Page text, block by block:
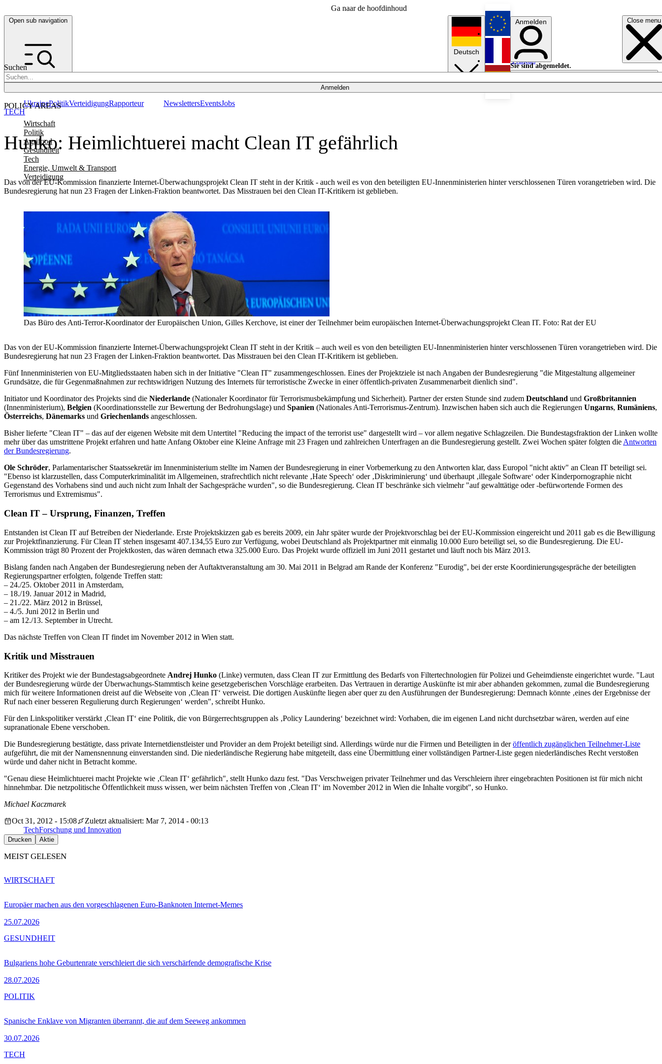
Ga naar de hoofdinhoud
Open sub navigation Close menu
Suchen
Anmelden
POLICY AREAS
Wirtschaft
Politik
Agrifood
Gesundheit
Tech
Energie, Umwelt & Transport
Verteidigung
UkrainePolitikVerteidigungRapporteur NewslettersEventsJobs
Deutsch
English
Français
Anmelden
Sie sind abgemeldet.
Anmelden
Licht aus
Hunko: Heimlichtuerei macht Clean IT gefährlich
Das von der EU-Kommission finanzierte Internet-Überwachungsprojekt Clean IT steht in der Kritik - auch weil es von den beteiligten EU-Innenministerien hinter verschlossenen Türen vorangetrieben wird. Die
Bundesregierung hat nun 23 Fragen der Linken-Fraktion beantwortet. Das Misstrauen bei den Clean IT-Kritikern ist geblieben.
TECH
Das Büro des Anti-Terror-Koordinator der Europäischen Union, Gilles Kerchove, ist einer der Teilnehmer beim europäischen Internet-Überwachungsprojekt Clean IT. Foto: Rat der EU
Das von der EU-Kommission finanzierte Internet-Überwachungsprojekt Clean IT steht in der Kritik – auch weil es von den beteiligten EU-Innenministerien hinter verschlossenen Türen vorangetrieben wird. Die
Bundesregierung hat nun 23 Fragen der Linken-Fraktion beantwortet. Das Misstrauen bei den Clean IT-Kritikern ist geblieben.
Fünf Innenministerien von EU-Mitgliedsstaaten haben sich in der Initiative "Clean IT" zusammengeschlossen. Eines der Projektziele ist nach Angaben der Bundesregierung "die Mitgestaltung allgemeiner
Grundsätze, die für Gegenmaßnahmen zur rechtswidrigen Nutzung des Internets für terroristische Zwecke in einer öffentlich-privaten Zusammenarbeit dienlich sind".
Initiator und Koordinator des Projekts sind die Niederlande (Nationaler Koordinator für Terrorismusbekämpfung und Sicherheit). Partner der ersten Stunde sind zudem Deutschland und Großbritannien
(Innenministerium), Belgien (Koordinationsstelle zur Bewertung der Bedrohungslage) und Spanien (Nationales Anti-Terrorismus-Zentrum). Inzwischen haben sich auch die Regierungen Ungarns, Rumäniens,
Österreichs, Dänemarks und Griechenlands angeschlossen.
Bisher lieferte "Clean IT" – das auf der eigenen Website mit dem Untertitel "Reducing the impact of the terrorist use" dargestellt wird – vor allem negative Schlagzeilen. Die Bundestagsfraktion der Linken wollte
mehr über das umstrittene Projekt erfahren und hatte Anfang Oktober eine Kleine Anfrage mit 23 Fragen und zahlreichen Unterfragen an die Bundesregierung gestellt. Zwei Wochen später folgten die Antworten
der Bundesregierung.
Ole Schröder, Parlamentarischer Staatssekretär im Innenministerium stellte im Namen der Bundesregierung in einer Vorbemerkung zu den Antworten klar, dass Europol "nicht aktiv" an Clean IT beteiligt sei.
"Ebenso ist klarzustellen, dass Computerkriminalität im Allgemeinen, strafrechtlich nicht relevante ‚Hate Speech‘ oder ‚Diskriminierung‘ und überhaupt ‚illegale Software‘ oder Kinderpornographie nicht
Gegenstand des Vorhabens sind und auch nicht zum Inhalt der Sachgespräche wurden", so die Bundesregierung. Clean IT beschränke sich vielmehr "auf gewalttätige oder -befürwortende Formen des
Terrorismus und Extremismus".
Clean IT – Ursprung, Finanzen, Treffen
Entstanden ist Clean IT auf Betreiben der Niederlande. Erste Projektskizzen gab es bereits 2009, ein Jahr später wurde der Projektvorschlag bei der EU-Kommission eingereicht und 2011 gab es die Bewilligung
zur Projektfinanzierung. Für Clean IT stehen insgesamt 407.134,55 Euro zur Verfügung, wobei Deutschland als Projektpartner mit einmalig 10.000 Euro beteiligt sei, so die Bundesregierung. Die EU-
Kommission trägt 80 Prozent der Projektkosten, das wären demnach etwa 325.000 Euro. Das Projekt wurde offiziell im Juni 2011 gestartet und läuft noch bis März 2013.
Bislang fanden nach Angaben der Bundesregierung neben der Auftaktveranstaltung am 30. Mai 2011 in Belgrad am Rande der Konferenz "Eurodig", bei der erste Koordinierungsgespräche der beteiligten
Regierungspartner erfolgten, folgende Treffen statt:
– 24./25. Oktober 2011 in Amsterdam,
– 18./19. Januar 2012 in Madrid,
– 21./22. März 2012 in Brüssel,
– 4./5. Juni 2012 in Berlin und
– am 12./13. September in Utrecht.
Das nächste Treffen von Clean IT findet im November 2012 in Wien statt.
Kritik und Misstrauen
Kritiker des Projekt wie der Bundestagsabgeordnete Andrej Hunko (Linke) vermuten, dass Clean IT zur Ermittlung des Bedarfs von Filtertechnologien für Polizei und Geheimdienste eingerichtet wurde. "Laut
der Bundesregierung würde der Überwachungs-Stammtisch keine gesetzgeberischen Vorschläge erarbeiten. Das Vertrauen in derartige Auskünfte ist mir aber abhanden gekommen, zumal die Bundesregierung
mich für weitere Informationen dreist auf die Webseite von ‚Clean IT‘ verweist. Die dortigen Auskünfte liegen aber quer zu den Ausführungen der Bundesregierung: Demnach könnte ‚eines der Ergebnisse der
Ruf nach einer besseren Regulierung durch Regierungen‘ werden", schreibt Hunko.
Für den Linkspolitiker verstärkt ‚Clean IT‘ eine Politik, die von Bürgerrechtsgruppen als ‚Policy Laundering‘ bezeichnet wird: Vorhaben, die im eigenen Land nicht durchsetzbar wären, werden auf eine
supranationale Ebene verschoben.
Die Bundesregierung bestätigte, dass private Internetdienstleister und Provider an dem Projekt beteiligt sind. Allerdings würde nur die Firmen und Beteiligten in deröffentlich zugänglichen Teilnehmer-Liste
aufgeführt, die mit der Namensnennung einverstanden sind. Die niederländische Regierung habe mitgeteilt, dass eine Übermittlung einer vollständigen Partner-Liste gegen niederländisches Recht verstoßen
würde und daher nicht in Betracht komme.
"Genau diese Heimlichtuerei macht Projekte wie ‚Clean IT‘ gefährlich", stellt Hunko dazu fest. "Das Verschweigen privater Teilnehmer und das Verschleiern ihrer eingebrachten Positionen ist für mich nicht
hinnehmbar. Die netzpolitische Öffentlichkeit muss wissen, wer beim nächsten Treffen von ‚Clean IT‘ im November 2012 in Wien die Inhalte vorgibt", so Hunko.
Michael Kaczmarek
Oct 31, 2012 - 15:08
Zuletzt aktualisiert: Mar 7, 2014 - 00:13
TechForschung und Innovation
Drucken Aktie
MEIST GELESEN
Europäer machen aus den vorgeschlagenen Euro-Banknoten Internet-Memes
25.07.2026
WIRTSCHAFT
Bulgariens hohe Geburtenrate verschleiert die sich verschärfende demografische Krise
28.07.2026
GESUNDHEIT
Spanische Enklave von Migranten überrannt, die auf dem Seeweg ankommen
30.07.2026
POLITIK
TECH